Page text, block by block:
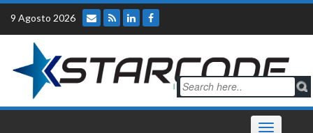
Skip
content
9 Agosto 2026
Toggle